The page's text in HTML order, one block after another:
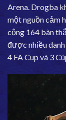
Arena. Drogba
một nguồn cảm
cộng 164 bàn
được nhiều
4 FA Cup và 3